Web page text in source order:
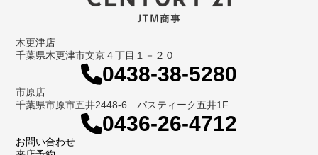
木更津店
千葉県木更津市文京４丁目１－２０
0438-38-5280
市原店
千葉県市原市五井2448-6 パスティーク五井1F
0436-26-4712
お問い合わせ